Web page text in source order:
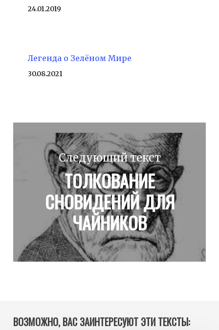
24.01.2019
Легенда о Зелёном Мире
30.08.2021
Следующий текст
ТОЛКОВАНИЕ
СНОВИДЕНИЙ ДЛЯ
ЧАЙНИКОВ
ВОЗМОЖНО, ВАС ЗАИНТЕРЕСУЮТ ЭТИ ТЕКСТЫ: